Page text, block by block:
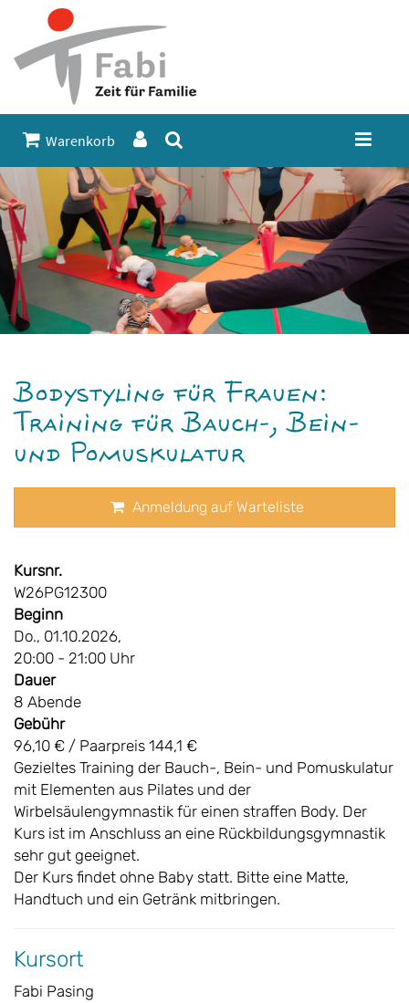
Warenkorb
Bodystyling für Frauen:
Training für Bauch-, Bein-
und Pomuskulatur
Anmeldung auf Warteliste
Kursnr.
W26PG12300
Beginn
Do., 01.10.2026,
20:00 - 21:00 Uhr
Dauer
8 Abende
Gebühr
96,10 € / Paarpreis 144,1 €
Gezieltes Training der Bauch-, Bein- und Pomuskulatur
mit Elementen aus Pilates und der
Wirbelsäulengymnastik für einen straffen Body. Der
Kurs ist im Anschluss an eine Rückbildungsgymnastik
sehr gut geeignet.
Der Kurs findet ohne Baby statt. Bitte eine Matte,
Handtuch und ein Getränk mitbringen.
Kursort
Fabi Pasing